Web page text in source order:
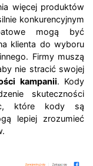
więcej produktów
konkurencyjnym
mogą być
klienta do wyboru
Firmy muszą
nie stracić swojej
kampanii. Kody
skuteczności
które kody są
lepiej zrozumieć